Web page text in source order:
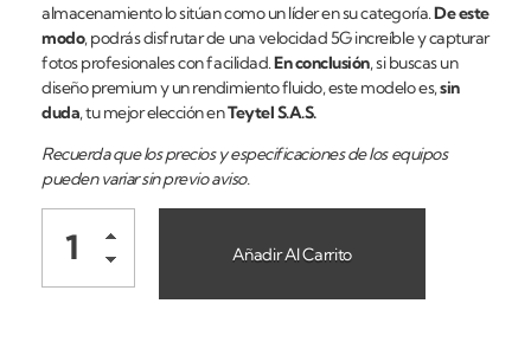
almacenamiento lo sitúan como un líder en su categoría.De este
modo, podrás disfrutar de una velocidad 5G increíble y capturar
fotos profesionales con facilidad.En conclusión, si buscas un
diseño premium y un rendimiento fluido, este modelo es,sin
duda, tu mejor elección enTeytel S.A.S.
Recuerda que los precios y especificaciones de los equipos
pueden variar sin previo aviso.
Añadir Al Carrito